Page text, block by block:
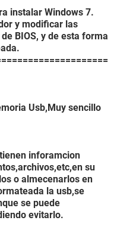
instalar Windows 7.
y modificar las
BIOS, y de esta forma
Usb,Muy sencillo
inforamcion
su
o almecenarlos en
la usb,se
se puede
evitarlo.